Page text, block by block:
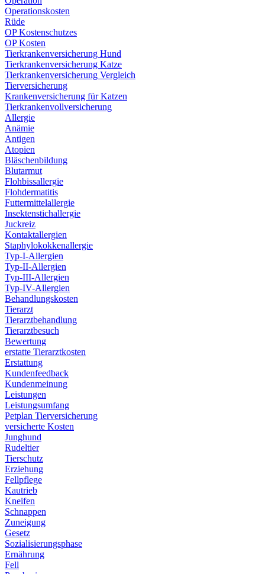
Operationskosten
Rüde
OP Kostenschutzes
OP Kosten
Tierkrankenversicherung Hund
Tierkrankenversicherung Katze
Tierkrankenversicherung Vergleich
Tierversicherung
Krankenversicherung für Katzen
Tierkrankenvollversicherung
Allergie
Anämie
Antigen
Atopien
Bläschenbildung
Blutarmut
Flohbissallergie
Flohdermatitis
Futtermittelallergie
Insektenstichallergie
Juckreiz
Kontaktallergien
Staphylokokkenallergie
Typ-I-Allergien
Typ-II-Allergien
Typ-III-Allergien
Typ-IV-Allergien
Behandlungskosten
Tierarzt
Tierarztbehandlung
Tierarztbesuch
Bewertung
erstatte Tierarztkosten
Erstattung
Kundenfeedback
Kundenmeinung
Leistungen
Leistungsumfang
Petplan Tierversicherung
versicherte Kosten
Junghund
Rudeltier
Tierschutz
Erziehung
Fellpflege
Kautrieb
Kneifen
Schnappen
Zuneigung
Gesetz
Sozialisierungsphase
Ernährung
Fell